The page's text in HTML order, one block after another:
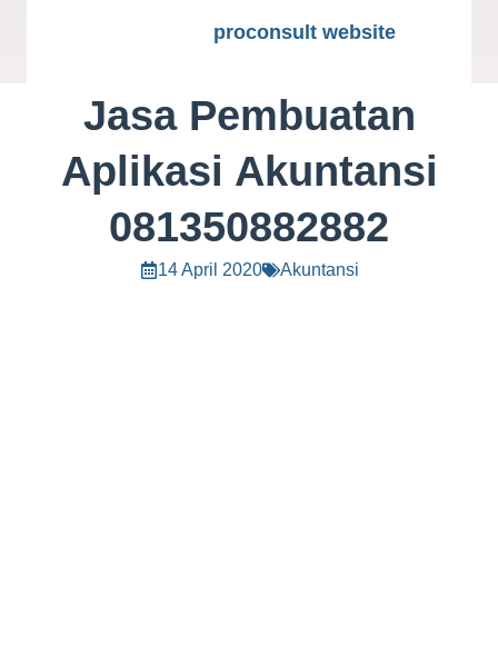
proconsult website
Jasa Pembuatan
Aplikasi Akuntansi
081350882882
14 April 2020 Akuntansi